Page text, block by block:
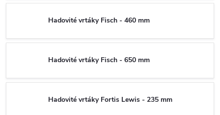
Hadovité vrtáky Fisch - 460 mm
Hadovité vrtáky Fisch - 650 mm
Hadovité vrtáky Fortis Lewis - 235 mm